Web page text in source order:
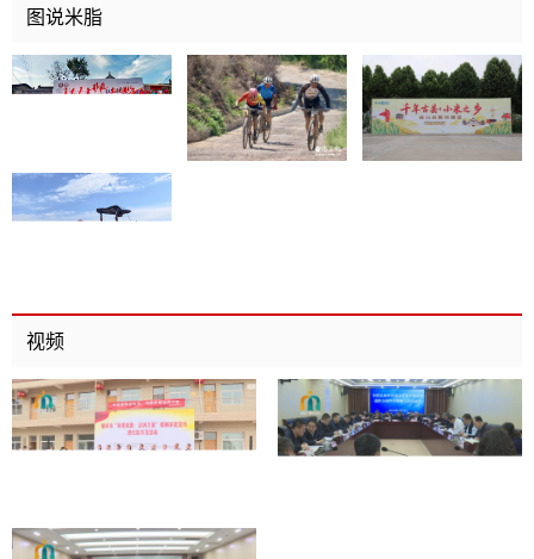
图说米脂
视频